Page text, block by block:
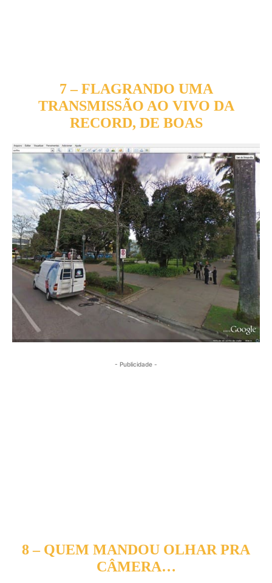
7 – FLAGRANDO UMA
TRANSMISSÃO AO VIVO DA
RECORD, DE BOAS
- Publicidade -
8 – QUEM MANDOU OLHAR PRA
CÂMERA…